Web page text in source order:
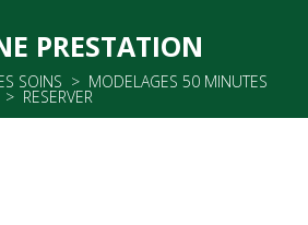
PRESTATION
SOINS MODELAGES 50 MINUTES
RESERVER